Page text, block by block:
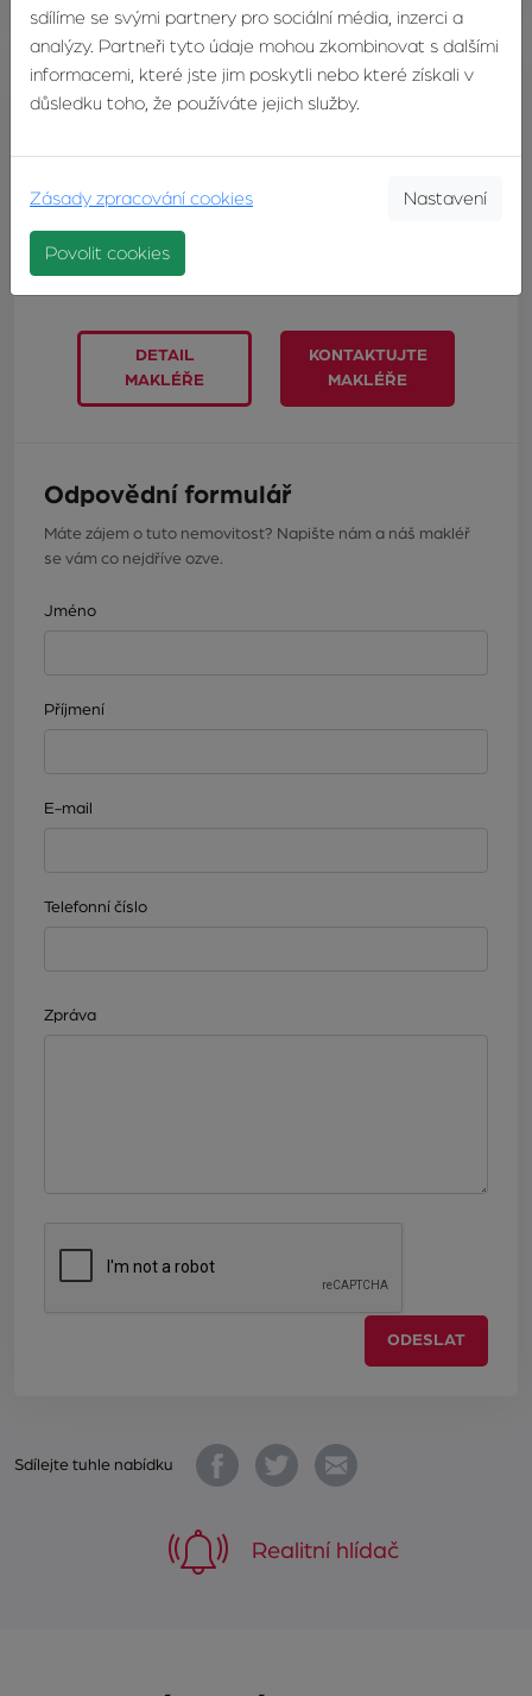
realitní makléř
TELEFON:
+420603246680
DETAIL
MAKLÉŘE
KONTAKTUJTE
MAKLÉŘE
Odpovědní formulář
Máte zájem o tuto nemovitost? Napište nám a náš makléř
se vám co nejdříve ozve.
Jméno
Příjmení
E-mail
Telefonní číslo
Zpráva
ODESLAT
Sdílejte tuhle nabídku
Realitní hlídač
sdílíme se svými partnery pro sociální média, inzerci a
analýzy. Partneři tyto údaje mohou zkombinovat s dalšími
informacemi, které jste jim poskytli nebo které získali v
důsledku toho, že používáte jejich služby.
Zásady zpracování cookies Nastavení
Povolit cookies